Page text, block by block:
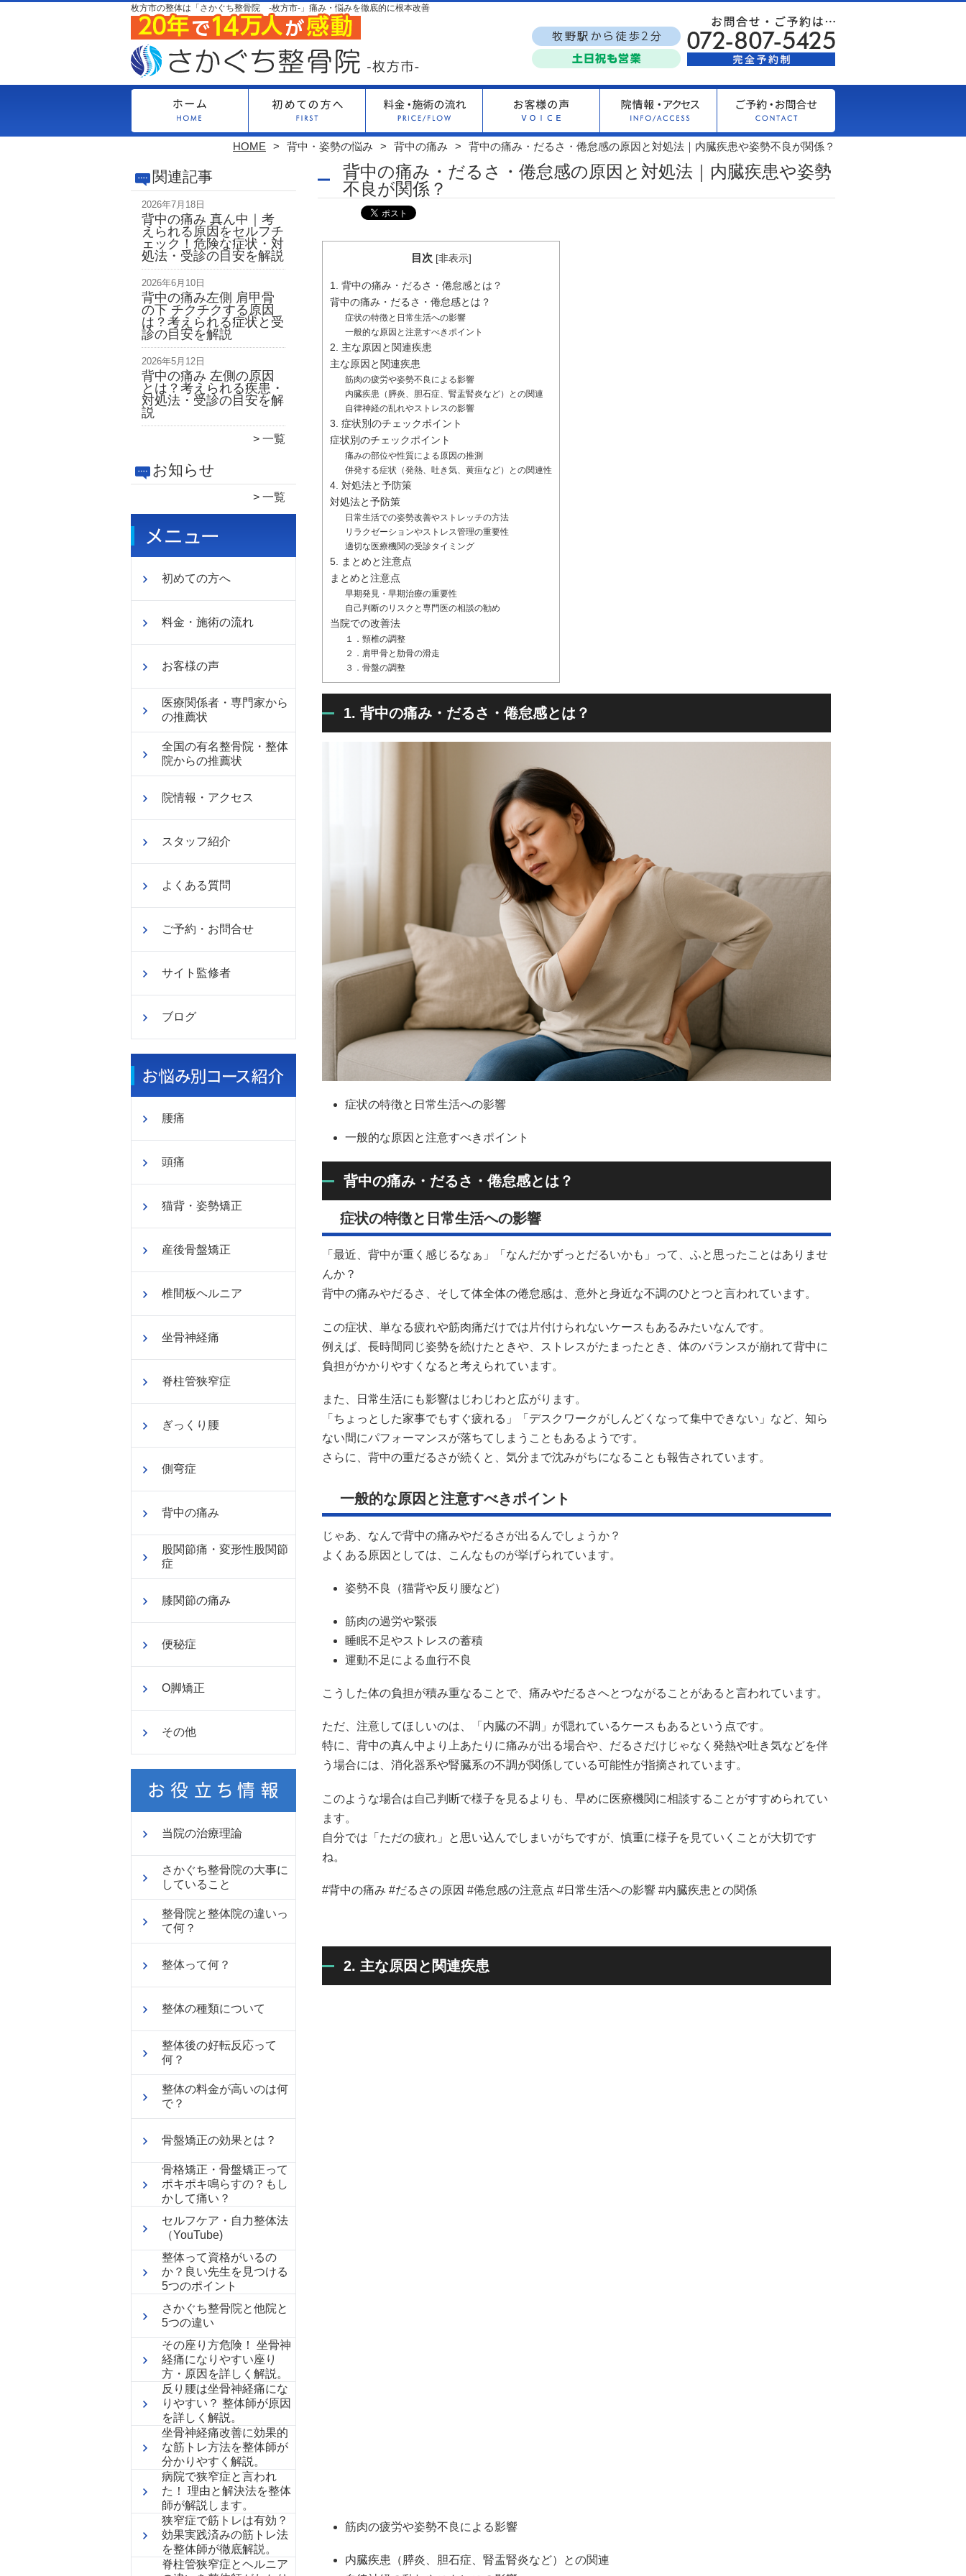
枚方市の整体は「さかぐち整骨院 -枚方市-」痛み・悩みを徹底的に根本改善
HOME 背中・姿勢の悩み 背中の痛み 背中の痛み・だるさ・倦怠感の原因と対処法｜内臓疾患や姿勢不良が関係？
関連記事
2026年7月18日
背中の痛み 真ん中｜考
えられる原因をセルフチ
ェック！危険な症状・対
処法・受診の目安を解説
2026年6月10日
背中の痛み左側 肩甲骨
の下 チクチクする原因
は？考えられる症状と受
診の目安を解説
2026年5月12日
背中の痛み 左側の原因
とは？考えられる疾患・
対処法・受診の目安を解
説
一覧
お知らせ
一覧
初めての方へ
料金・施術の流れ
お客様の声
医療関係者・専門家から
の推薦状
全国の有名整骨院・整体
院からの推薦状
院情報・アクセス
スタッフ紹介
よくある質問
ご予約・お問合せ
サイト監修者
ブログ
腰痛
頭痛
猫背・姿勢矯正
産後骨盤矯正
椎間板ヘルニア
坐骨神経痛
脊柱管狭窄症
ぎっくり腰
側弯症
背中の痛み
股関節痛・変形性股関節
症
膝関節の痛み
便秘症
O脚矯正
その他
当院の治療理論
さかぐち整骨院の大事に
していること
整骨院と整体院の違いっ
て何？
整体って何？
整体の種類について
整体後の好転反応って
何？
整体の料金が高いのは何
で？
骨盤矯正の効果とは？
骨格矯正・骨盤矯正って
ポキポキ鳴らすの？もし
かして痛い？
セルフケア・自力整体法
（YouTube)
整体って資格がいるの
か？良い先生を見つける
5つのポイント
さかぐち整骨院と他院と
5つの違い
その座り方危険！ 坐骨神
経痛になりやすい座り
方・原因を詳しく解説。
反り腰は坐骨神経痛にな
りやすい？ 整体師が原因
を詳しく解説。
坐骨神経痛改善に効果的
な筋トレ方法を整体師が
分かりやすく解説。
病院で狭窄症と言われ
た！ 理由と解決法を整体
師が解説します。
狭窄症で筋トレは有効？
効果実践済みの筋トレ法
を整体師が徹底解説。
脊柱管狭窄症とヘルニア
背中の痛み・だるさ・倦怠感の原因と対処法｜内臓疾患や姿勢
不良が関係？
目次 [非表示]
1. 背中の痛み・だるさ・倦怠感とは？
背中の痛み・だるさ・倦怠感とは？
症状の特徴と日常生活への影響
一般的な原因と注意すべきポイント
2. 主な原因と関連疾患
主な原因と関連疾患
筋肉の疲労や姿勢不良による影響
内臓疾患（膵炎、胆石症、腎盂腎炎など）との関連
自律神経の乱れやストレスの影響
3. 症状別のチェックポイント
症状別のチェックポイント
痛みの部位や性質による原因の推測
併発する症状（発熱、吐き気、黄疸など）との関連性
4. 対処法と予防策
対処法と予防策
日常生活での姿勢改善やストレッチの方法
リラクゼーションやストレス管理の重要性
適切な医療機関の受診タイミング
5. まとめと注意点
まとめと注意点
早期発見・早期治療の重要性
自己判断のリスクと専門医の相談の勧め
当院での改善法
１．頸椎の調整
２．肩甲骨と肋骨の滑走
３．骨盤の調整
1. 背中の痛み・だるさ・倦怠感とは？
症状の特徴と日常生活への影響
一般的な原因と注意すべきポイント​
背中の痛み・だるさ・倦怠感とは？
症状の特徴と日常生活への影響
「最近、背中が重く感じるなぁ」「なんだかずっとだるいかも」って、ふと思ったことはありませ
んか？
背中の痛みやだるさ、そして体全体の倦怠感は、意外と身近な不調のひとつと言われています。
この症状、単なる疲れや筋肉痛だけでは片付けられないケースもあるみたいなんです。
例えば、長時間同じ姿勢を続けたときや、ストレスがたまったとき、体のバランスが崩れて背中に
負担がかかりやすくなると考えられています。
また、日常生活にも影響はじわじわと広がります。
「ちょっとした家事でもすぐ疲れる」「デスクワークがしんどくなって集中できない」など、知ら
ない間にパフォーマンスが落ちてしまうこともあるようです。
さらに、背中の重だるさが続くと、気分まで沈みがちになることも報告されています。
一般的な原因と注意すべきポイント
じゃあ、なんで背中の痛みやだるさが出るんでしょうか？
よくある原因としては、こんなものが挙げられています。
姿勢不良（猫背や反り腰など）
筋肉の過労や緊張
睡眠不足やストレスの蓄積
運動不足による血行不良
こうした体の負担が積み重なることで、痛みやだるさへとつながることがあると言われています。
ただ、注意してほしいのは、「内臓の不調」が隠れているケースもあるという点です。
特に、背中の真ん中より上あたりに痛みが出る場合や、だるさだけじゃなく発熱や吐き気などを伴
う場合には、消化器系や腎臓系の不調が関係している可能性が指摘されています。
このような場合は自己判断で様子を見るよりも、早めに医療機関に相談することがすすめられてい
ます。
自分では「ただの疲れ」と思い込んでしまいがちですが、慎重に様子を見ていくことが大切です
ね。
#背中の痛み #だるさの原因 #倦怠感の注意点 #日常生活への影響 #内臓疾患との関係
2. 主な原因と関連疾患
筋肉の疲労や姿勢不良による影響
内臓疾患（膵炎、胆石症、腎盂腎炎など）との関連